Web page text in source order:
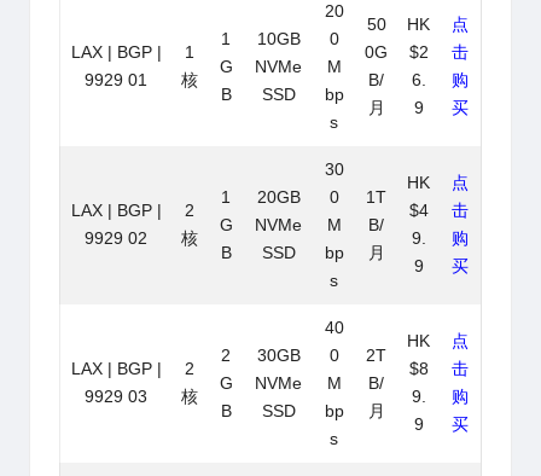
LAX | BGP |
9929 01
1
核
1
G
B
10GB
NVMe
SSD
20
0
M
bp
s
50
0G
B/
月
HK
$2
6.
9
点
击
购
买
LAX | BGP |
9929 02
2
核
1
G
B
20GB
NVMe
SSD
30
0
M
bp
s
1T
B/
月
HK
$4
9.
9
点
击
购
买
LAX | BGP |
9929 03
2
核
2
G
B
30GB
NVMe
SSD
40
0
M
bp
s
2T
B/
月
HK
$8
9.
9
点
击
购
买